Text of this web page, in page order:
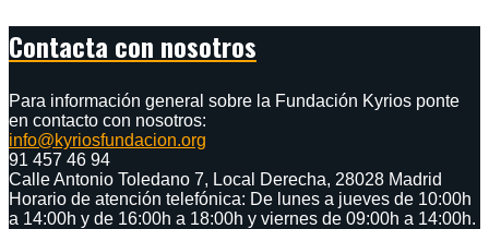
Contacta con nosotros
Para información general sobre la Fundación Kyrios ponte
en contacto con nosotros:
info@kyriosfundacion.org
91 457 46 94
Calle Antonio Toledano 7, Local Derecha, 28028 Madrid
Horario de atención telefónica: De lunes a jueves de 10:00h
a 14:00h y de 16:00h a 18:00h y viernes de 09:00h a 14:00h.